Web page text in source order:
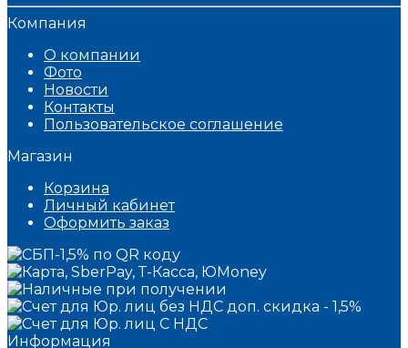
Компания
О компании
Фото
Новости
Контакты
Пользовательское соглашение
Магазин
Корзина
Личный кабинет
Оформить заказ
Информация